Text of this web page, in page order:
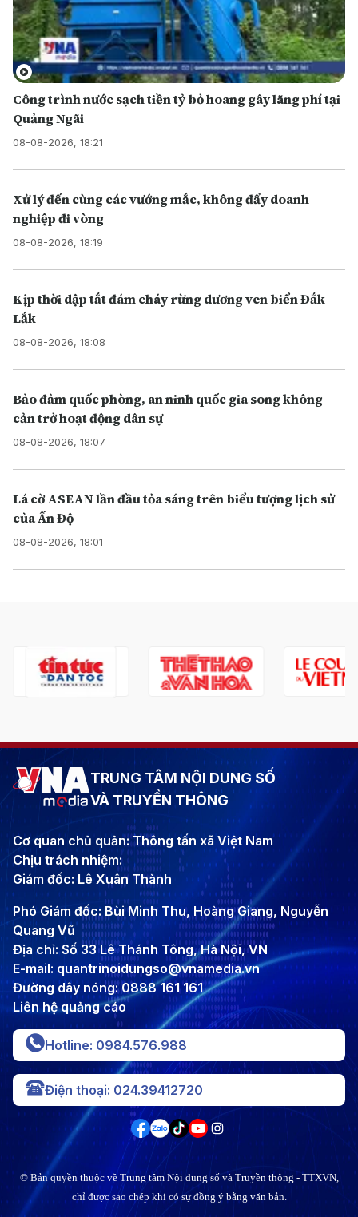
Công trình nước sạch tiền tỷ bỏ hoang gây lãng phí tại
Quảng Ngãi
08-08-2026, 18:21
Xử lý đến cùng các vướng mắc, không đẩy doanh
nghiệp đi vòng
08-08-2026, 18:19
Kịp thời dập tắt đám cháy rừng dương ven biển Đắk
Lắk
08-08-2026, 18:08
Bảo đảm quốc phòng, an ninh quốc gia song không
cản trở hoạt động dân sự
08-08-2026, 18:07
Lá cờ ASEAN lần đầu tỏa sáng trên biểu tượng lịch sử
của Ấn Độ
08-08-2026, 18:01
TRUNG TÂM NỘI DUNG SỐ
VÀ TRUYỀN THÔNG
Cơ quan chủ quản: Thông tấn xã Việt Nam
Chịu trách nhiệm:
Giám đốc: Lê Xuân Thành
Phó Giám đốc: Bùi Minh Thu, Hoàng Giang, Nguyễn
Quang Vũ
Địa chỉ: Số 33 Lê Thánh Tông, Hà Nội, VN
E-mail: quantrinoidungso@vnamedia.vn
Đường dây nóng: 0888 161 161
Liên hệ quảng cáo
Hotline: 0984.576.988
Điện thoại: 024.39412720
© Bản quyền thuộc về Trung tâm Nội dung số và Truyền thông - TTXVN,
chỉ được sao chép khi có sự đồng ý bằng văn bản.